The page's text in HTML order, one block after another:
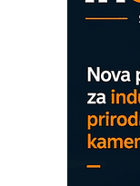
ROSA i